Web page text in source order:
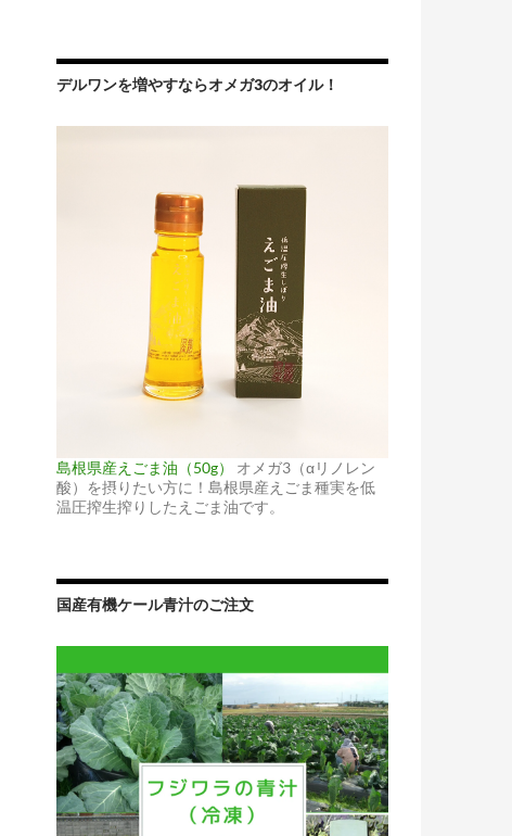
デルワンを増やすならオメガ3のオイル！
島根県産えごま油（50g）
オメガ3（αリノレン
酸）を摂りたい方に！島根県産えごま種実を低
温圧搾生搾りしたえごま油です。
国産有機ケール青汁のご注文